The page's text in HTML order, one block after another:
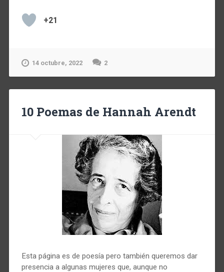
+21
14 octubre, 2022 2
10 Poemas de Hannah Arendt
Esta página es de poesía pero también queremos dar
presencia a algunas mujeres que, aunque no